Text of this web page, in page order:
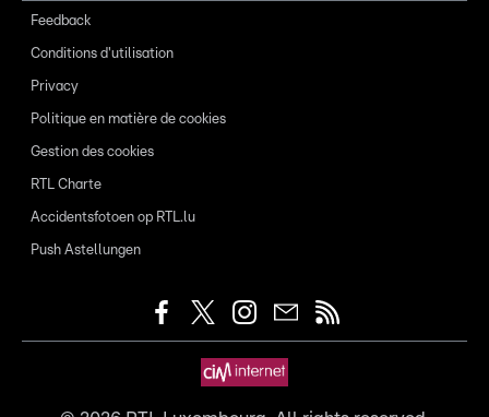
Feedback
Conditions d'utilisation
Privacy
Politique en matière de cookies
Gestion des cookies
RTL Charte
Accidentsfotoen op RTL.lu
Push Astellungen